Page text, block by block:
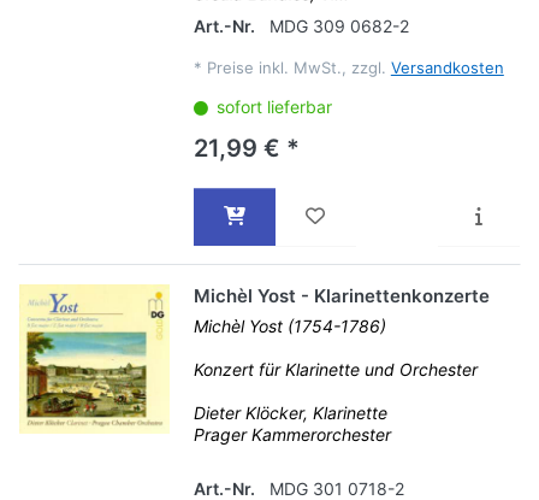
Art.-Nr.
MDG 309 0682-2
* Preise inkl. MwSt., zzgl. Versandkosten
sofort lieferbar
21,99 € *
Michèl Yost - Klarinettenkonzerte
Michèl Yost (1754-1786)
Konzert für Klarinette und Orchester
Dieter Klöcker, Klarinette
Prager Kammerorchester
Art.-Nr. MDG 301 0718-2